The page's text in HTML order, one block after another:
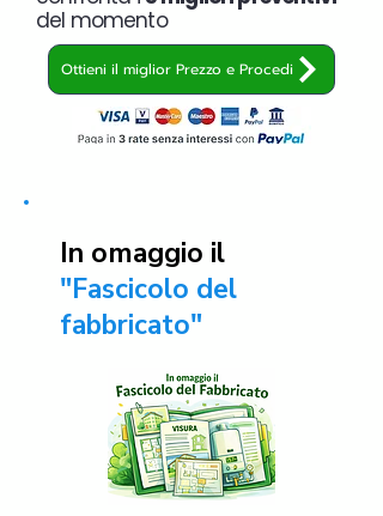
del momento
Ottieni il miglior Prezzo e Procedi
In omaggio il
"Fascicolo del
fabbricato"